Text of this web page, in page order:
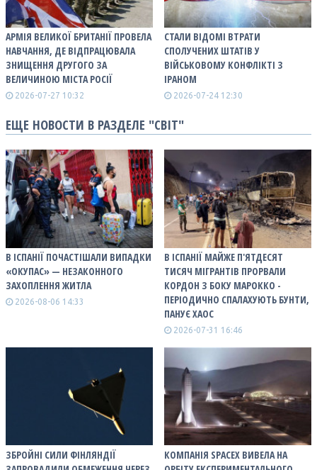
АРМІЯ ВЕЛИКОЇ БРИТАНІЇ ПРОВЕЛА
НАВЧАННЯ, ДЕ ВІДПРАЦЮВАЛА
ЗНИЩЕННЯ ДРУГОГО ЗА
ВЕЛИЧИНОЮ МІСТА РОСІЇ
2026-07-27 10:32
СТАЛИ ВІДОМІ ВТРАТИ
СПОЛУЧЕНИХ ШТАТІВ У
ВІЙСЬКОВОМУ КОНФЛІКТІ З
ІРАНОМ
2026-07-24 12:30
ЕЩЕ НОВОСТИ В РАЗДЕЛЕ "СВІТ"
В ІСПАНІЇ ПОЧАСТІШАЛИ ВИПАДКИ
«ОКУПАС» — НЕЗАКОННОГО
ЗАХОПЛЕННЯ ЖИТЛА
2026-08-06 14:33
В ІСПАНІЇ МАЙЖЕ П'ЯТДЕСЯТ
ТИСЯЧ МІГРАНТІВ ПРОРВАЛИ
КОРДОН З БОКУ МАРОККО -
ПЕРІОДИЧНО СПАЛАХУЮТЬ БУНТИ,
ПАНУЄ ХАОС
2026-07-31 16:46
ЗБРОЙНІ СИЛИ ФІНЛЯНДІЇ
КОМПАНІЯ SPACEX ВИВЕЛА НА